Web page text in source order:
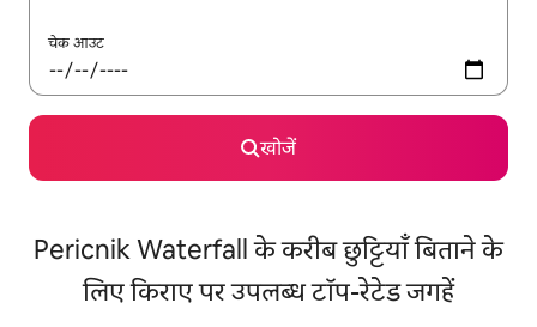
चेक आउट
खोजें
Pericnik Waterfall के करीब छुट्टियाँ बिताने के
लिए किराए पर उपलब्ध टॉप-रेटेड जगहें